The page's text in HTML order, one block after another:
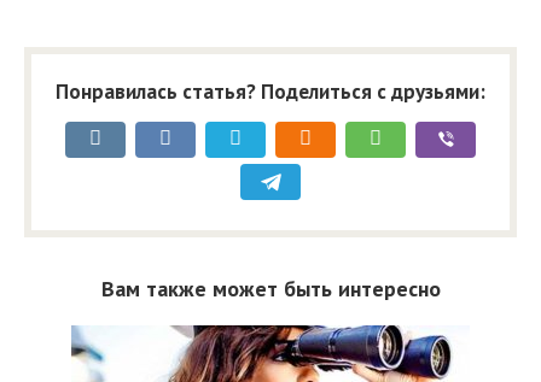
Понравилась статья? Поделиться с друзьями:
Вам также может быть интересно